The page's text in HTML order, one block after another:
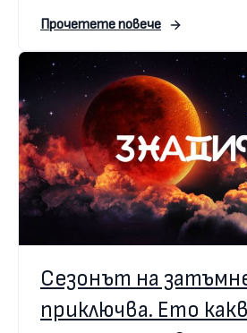
Прочетете повече
Сезонът на
приключва. Ето